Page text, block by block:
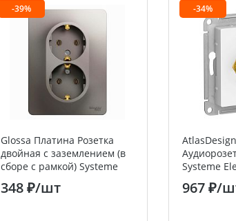
-39%
Glossa Платина Розетка
двойная с заземлением (в
сборе с рамкой) Systeme
Electric (Schneider Electric)
348 ₽/шт
-34%
Systeme
Electric)
967 ₽/